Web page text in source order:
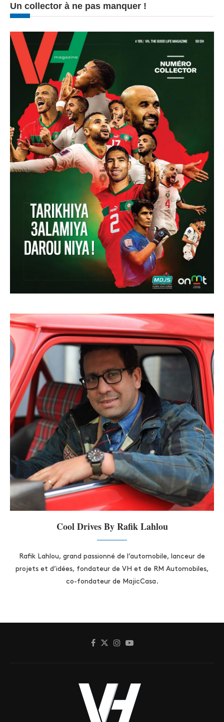
Un collector à ne pas manquer !
Cool Drives By Rafik Lahlou
Rafik Lahlou, grand passionné de l’automobile, lanceur de
projets et d’idées, fondateur de VH et de RM Automobiles,
co-fondateur de MajicCasa.